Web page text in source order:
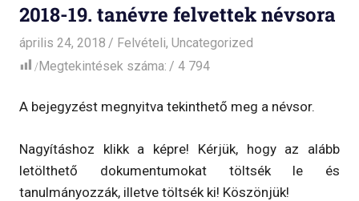
2018-19. tanévre felvettek névsora
április 24, 2018 admin
Felvételi,Uncategorized
Megtekintések száma:
4 794
A bejegyzést megnyitva tekinthető meg a névsor.
Nagyításhoz klikk a képre! Kérjük, hogy az alább
letölthető dokumentumokat töltsék le és
tanulmányozzák, illetve töltsék ki! Köszönjük!